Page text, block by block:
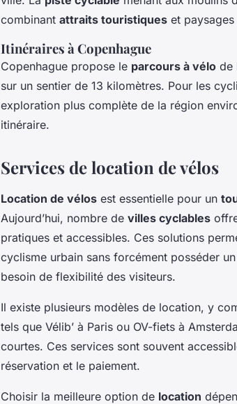
combinant attraits touristiques et paysages
Itinéraires à Copenhague
Copenhague propose le parcours à vélo de
sur un sentier de 13 kilomètres. Pour les
exploration plus complète de la région
itinéraire.
Services de location de vélos
Location de vélos est essentielle pour un
Aujourd’hui, nombre de villes cyclables
pratiques et accessibles. Ces solutions
cyclisme urbain sans forcément posséder
besoin de flexibilité des visiteurs.
Il existe plusieurs modèles de location, y
tels que Vélib’ à Paris ou OV-fiets à
courtes. Ces services sont souvent
réservation et le paiement.
Choisir la meilleure option de location